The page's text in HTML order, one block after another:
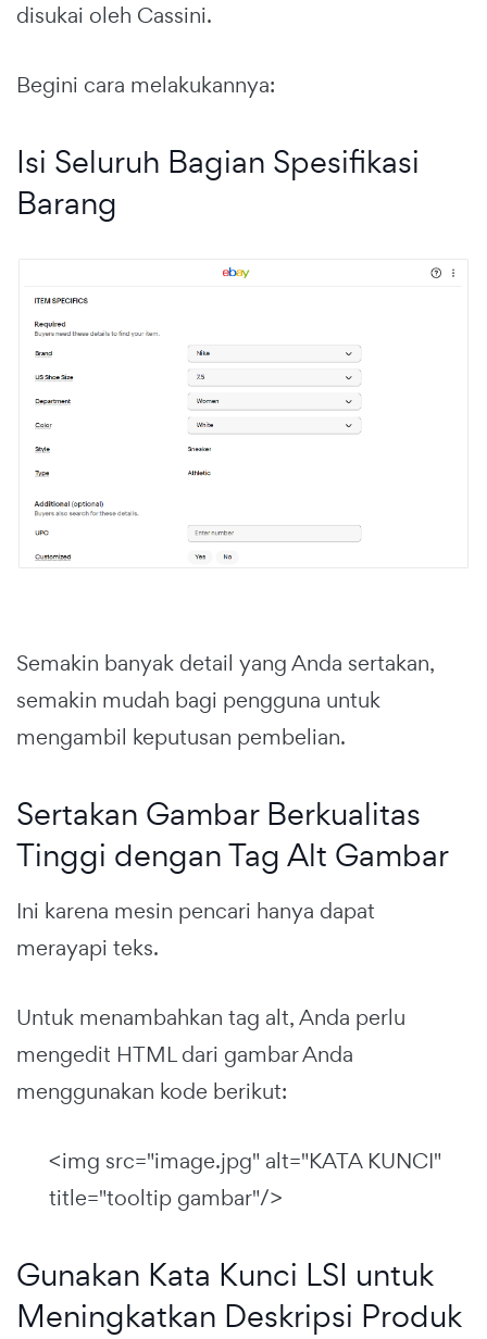
disukai oleh Cassini.
Begini cara melakukannya:
Isi Seluruh Bagian Spesifikasi
Barang
Semakin banyak detail yang Anda sertakan,
semakin mudah bagi pengguna untuk
mengambil keputusan pembelian.
Sertakan Gambar Berkualitas
Tinggi dengan Tag Alt Gambar
Ini karena mesin pencari hanya dapat
merayapi teks.
Untuk menambahkan tag alt, Anda perlu
mengedit HTML dari gambar Anda
menggunakan kode berikut:
<img src="image.jpg" alt="KATA KUNCI"
title="tooltip gambar"/>
Gunakan Kata Kunci LSI untuk
Meningkatkan Deskripsi Produk